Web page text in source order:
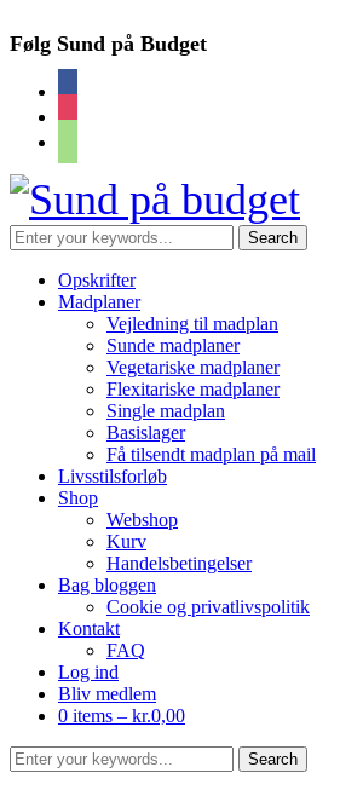
Følg Sund på Budget
Opskrifter
Madplaner
Vejledning til madplan
Sunde madplaner
Vegetariske madplaner
Flexitariske madplaner
Single madplan
Basislager
Få tilsendt madplan på mail
Livsstilsforløb
Shop
Webshop
Kurv
Handelsbetingelser
Bag bloggen
Cookie og privatlivspolitik
Kontakt
FAQ
Log ind
Bliv medlem
0 items – kr.0,00